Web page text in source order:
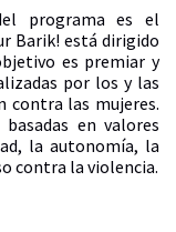
programa es el
Barik! está dirigido
es premiar y
por los y las
contra las mujeres.
en valores
la autonomía, la
contra la violencia.